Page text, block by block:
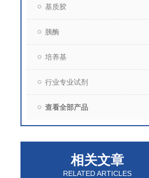
基质胶
胰酶
培养基
行业专业试剂
查看全部产品
相关文章
RELATED ARTICLES